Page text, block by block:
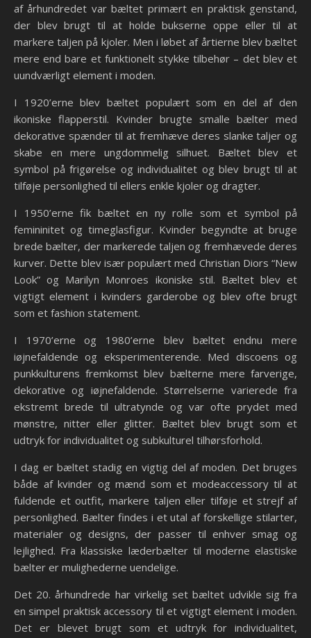
af århundredet var bæltet primært en praktisk genstand,
der blev brugt til at holde bukserne oppe eller til at
markere taljen på kjoler. Men i løbet af årtierne blev bæltet
mere end bare et funktionelt stykke tilbehør – det blev et
uundværligt element i moden.
I 1920’erne blev bæltet populært som en del af den
ikoniske flapperstil. Kvinder brugte smalle bælter med
dekorative spænder til at fremhæve deres slanke taljer og
skabe en mere ungdommelig silhuet. Bæltet blev et
symbol på frigørelse og individualitet og blev brugt til at
tilføje personlighed til ellers enkle kjoler og dragter.
I 1950’erne fik bæltet en ny rolle som et symbol på
femininitet og timeglasfigur. Kvinder begyndte at bruge
brede bælter, der markerede taljen og fremhævede deres
kurver. Dette blev især populært med Christian Diors “New
Look” og Marilyn Monroes ikoniske stil. Bæltet blev et
vigtigt element i kvinders garderobe og blev ofte brugt
som et fashion statement.
I 1970’erne og 1980’erne blev bæltet endnu mere
iøjnefaldende og eksperimenterende. Med discoens og
punkkulturens fremkomst blev bælterne mere farverige,
dekorative og iøjnefaldende. Størrelserne varierede fra
ekstremt brede til ultratynde og var ofte prydet med
mønstre, nitter eller glitter. Bæltet blev brugt som et
udtryk for individualitet og subkulturel tilhørsforhold.
I dag er bæltet stadig en vigtig del af moden. Det bruges
både af kvinder og mænd som et modeaccessory til at
fuldende et outfit, markere taljen eller tilføje et strejf af
personlighed. Bælter findes i et utal af forskellige stilarter,
materialer og designs, der passer til enhver smag og
lejlighed. Fra klassiske læderbælter til moderne elastiske
bælter er mulighederne uendelige.
Det 20. århundrede har virkelig set bæltet udvikle sig fra
en simpel praktisk accessory til et vigtigt element i moden.
Det er blevet brugt som et udtryk for individualitet,